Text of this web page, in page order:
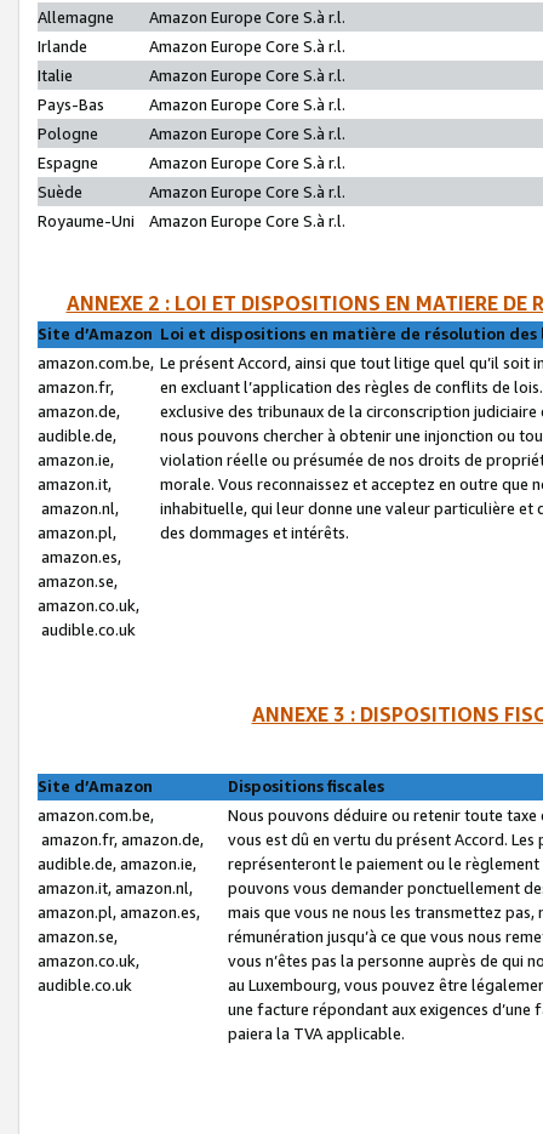
Allemagne
Amazon Europe Core S.à r.l.
Irlande
Amazon Europe Core S.à r.l.
Italie
Amazon Europe Core S.à r.l.
Pays-Bas
Amazon Europe Core S.à r.l.
Pologne
Amazon Europe Core S.à r.l.
Espagne
Amazon Europe Core S.à r.l.
Suède
Amazon Europe Core S.à r.l.
Royaume-Uni
Amazon Europe Core S.à r.l.
ANNEXE 2 : LOI ET DISPOSITIONS EN MATIERE DE
Site d’Amazon Loi et dispositions en matière de résolution
amazon.com.be,
amazon.fr,
amazon.de,
audible.de,
amazon.ie,
amazon.it,
amazon.nl,
amazon.pl,
amazon.es,
amazon.se,
amazon.co.uk,
audible.co.uk
Le présent Accord, ainsi que tout litige quel qu’il soit
en excluant l’application des règles de conflits de
exclusive des tribunaux de la circonscription
nous pouvons chercher à obtenir une injonction ou
violation réelle ou présumée de nos droits de
morale. Vous reconnaissez et acceptez en outre que
inhabituelle, qui leur donne une valeur particulière
des dommages et intérêts.
ANNEXE 3 : DISPOSITIONS
Site d’Amazon
Dispositions fiscales
amazon.com.be,
amazon.fr, amazon.de,
audible.de, amazon.ie,
amazon.it, amazon.nl,
amazon.pl, amazon.es,
amazon.se,
amazon.co.uk,
audible.co.uk
Nous pouvons déduire ou retenir toute
vous est dû en vertu du présent Accord.
représenteront le paiement ou le
pouvons vous demander ponctuellement
mais que vous ne nous les transmettez
rémunération jusqu’à ce que vous nous
vous n’êtes pas la personne auprès de qui
au Luxembourg, vous pouvez être
une facture répondant aux exigences
paiera la TVA applicable.